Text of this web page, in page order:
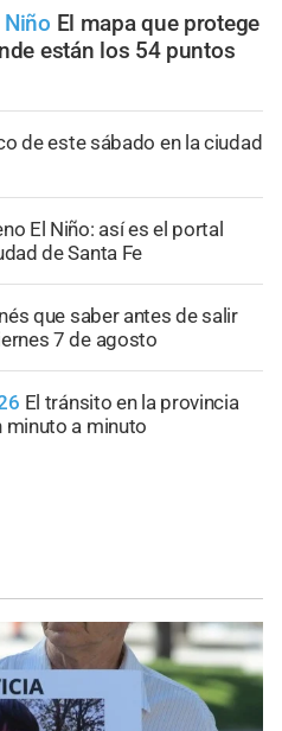
El mapa que protege
están los 54 puntos
de este sábado en la ciudad
El Niño: así es el portal
de Santa Fe
que saber antes de salir
7 de agosto
El tránsito en la provincia
minuto a minuto